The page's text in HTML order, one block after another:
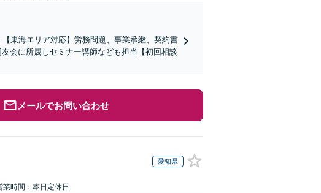
東海エリア対応】労務問題、事業承継、契約書
会に所属しセミナー講師なども担当【初回相談
メールでお問い合わせ
愛知県
業時間：本日定休日